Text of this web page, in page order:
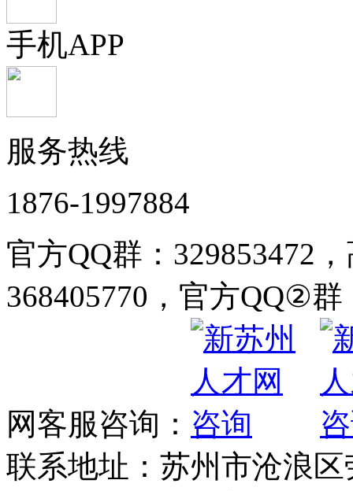
手机APP
服务热线
1876-1997884
官方QQ群：329853472
368405770，官方QQ②群
网客服咨询：
联系地址：苏州市沧浪